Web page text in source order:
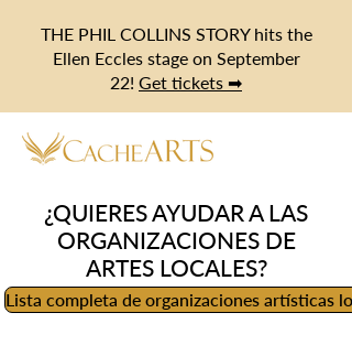
THE PHIL COLLINS STORY hits the
Ellen Eccles stage on September
22! Get tickets ➡
¿QUIERES AYUDAR A LAS
ORGANIZACIONES DE
ARTES LOCALES?
Lista completa de organizaciones artísticas